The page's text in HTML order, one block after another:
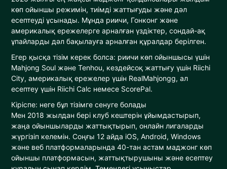
көп ойыншы режимін, тиімді жаттығуды және дәл
есептеуді ұсынады. Мұнда риичи, Гонконг және
америкалық ережелерге арналған үздіктер, сондай-ақ
ұпайларды дәл бақылауға арналған құралдар берілген.
Егер қысқа тізім керек болса: риичи көп ойыншысы үшін
Mahjong Soul және Tenhou, кездейсоқ жаттығу үшін Riichi
City, америкалық ережелер үшін RealMahjongg, ал
есептеу үшін Riichi Calc немесе ScorePal.
Кіріспе: неге бұл тізімге сенуге болады
Мен 2018 жылдан бері клуб кештерін ұйымдастырып,
жаңа ойыншыларды жаттықтырып, онлайн лигаларды
жүргізіп келемін. Соңғы 12 айда iOS, Android, Windows
және веб платформаларында 40-тан астам маджонг көп
ойыншы платформасын, жаттықтырушыны және есептеу